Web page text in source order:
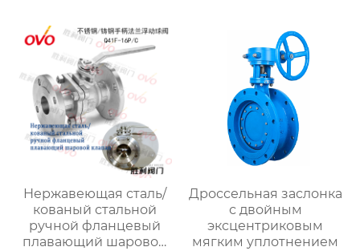
Нержавеющая сталь/
кованый стальной
ручной фланцевый
плавающий шаровой
Дроссельная заслонка
с двойным
эксцентриковым
мягким уплотнением